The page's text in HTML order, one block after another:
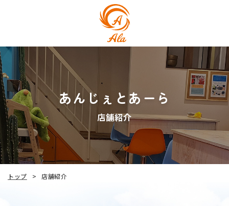
あんじぇとあーら
店舗紹介
トップ > 店舗紹介